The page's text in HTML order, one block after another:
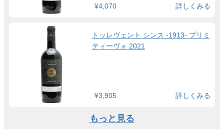
¥4,070 詳しくみる
トッレヴェント シンス -1913- プリミ
ティーヴォ 2021
¥3,905 詳しくみる
もっと見る